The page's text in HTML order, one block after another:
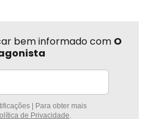
bem informado com O
| Para obter mais
de Privacidade.